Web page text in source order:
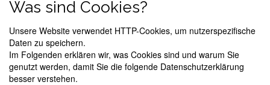
Was sind Cookies?
Unsere Website verwendet HTTP-Cookies, um nutzerspezifische
Daten zu speichern.
Im Folgenden erklären wir, was Cookies sind und warum Sie
genutzt werden, damit Sie die folgende Datenschutzerklärung
besser verstehen.